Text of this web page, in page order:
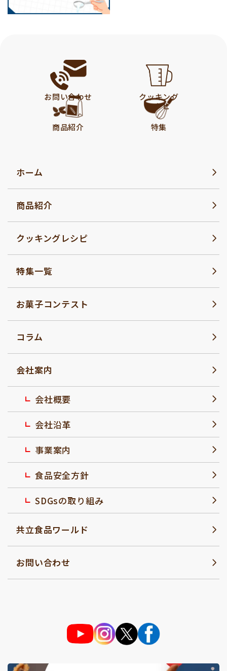
お問い合わせ
クッキング
レシピ
商品紹介
特集
ホーム
商品紹介
クッキングレシピ
特集一覧
お菓子コンテスト
コラム
会社案内
会社概要
会社沿革
事業案内
食品安全方針
SDGsの取り組み
共立食品ワールド
お問い合わせ